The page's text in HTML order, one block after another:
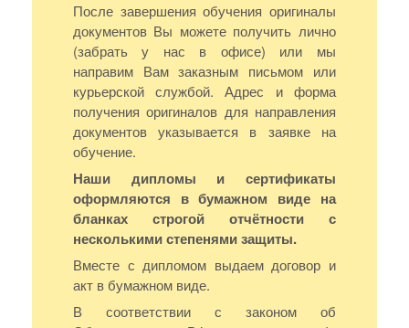
После завершения обучения оригиналы
документов Вы можете получить лично
(забрать у нас в офисе) или мы
направим Вам заказным письмом или
курьерской службой. Адрес и форма
получения оригиналов для направления
документов указывается в заявке на
обучение.
Наши дипломы и сертификаты
оформляются в бумажном виде на
бланках строгой отчётности с
несколькими степенями защиты.
Вместе с дипломом выдаем договор и
акт в бумажном виде.
В соответствии с законом об